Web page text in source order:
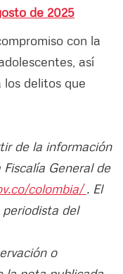
de 2025
con la
así
delitos que
de la información
General de
colombia/. El
del
o